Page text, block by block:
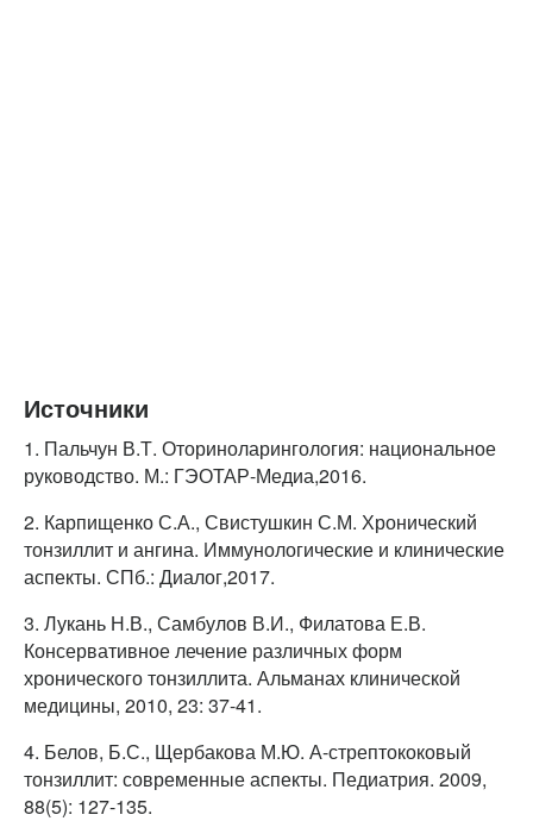
Источники
1. Пальчун В.Т. Оториноларингология: национальное
руководство. М.: ГЭОТАР-Медиа,2016.
2. Карпищенко С.А., Свистушкин С.М. Хронический
тонзиллит и ангина. Иммунологические и клинические
аспекты. СПб.: Диалог,2017.
3. Лукань Н.В., Самбулов В.И., Филатова Е.В.
Консервативное лечение различных форм
хронического тонзиллита. Альманах клинической
медицины, 2010, 23: 37-41.
4. Белов, Б.С., Щербакова М.Ю. А-стрептококовый
тонзиллит: современные аспекты. Педиатрия. 2009,
88(5): 127-135.